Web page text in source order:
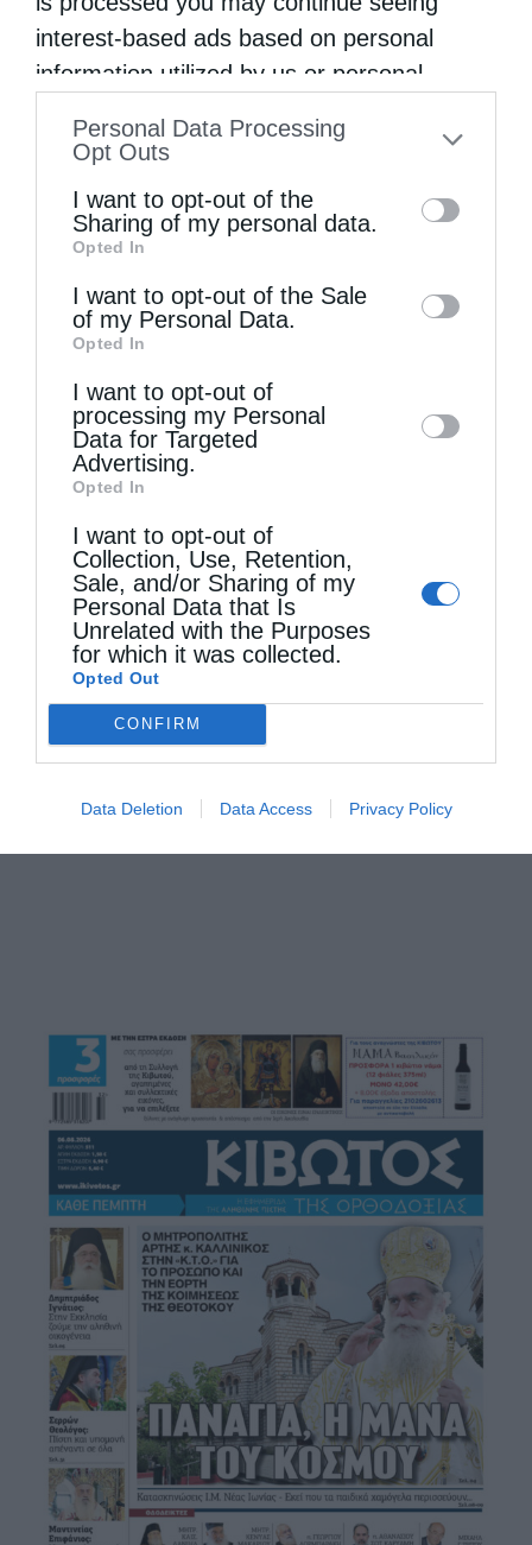
interest-based ads based on personal
information utilized by us or personal
to your opt-out. You may separately opt-out
information by third parties on the IAB’s list
of downstream participants. This
information may also be disclosed by us to
third parties on theIAB’s List of
Downstream Participants
disclose it to other third parties.
Personal Data Processing
Opt Outs
I want to opt-out of the
Sharing of my personal data.
Opted In
I want to opt-out of the Sale
of my Personal Data.
Opted In
I want to opt-out of
processing my Personal
Data for Targeted
Advertising.
Opted In
I want to opt-out of
Collection, Use, Retention,
Sale, and/or Sharing of my
Personal Data that Is
Unrelated with the Purposes
for which it was collected.
Opted Out
CONFIRM
Data Deletion Data Access Privacy Policy
Την Πέμπτη, 13 Αυγούστου, κυκλοφορεί το νέο
φύλλο...
Πειραιώς Σεραφείμ: Να χαίρεστε τη ζωή εδώ,
αλλά...
Αρχιερατική Θεία Λειτουργία στη Μονή
Μεταμορφώσεως Σωτήρος Χορτιάτη